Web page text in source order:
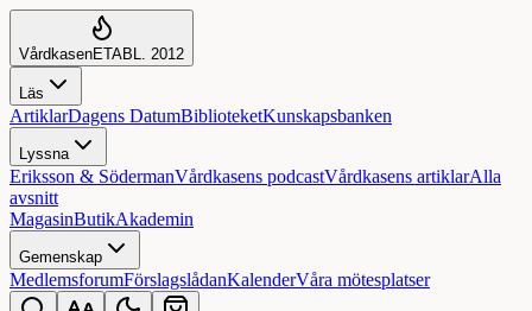
VårdkasenETABL. 2012
Läs
ArtiklarDagens DatumBiblioteketKunskapsbanken
Lyssna
Eriksson & SödermanVårdkasens podcastVårdkasens artiklarAlla
avsnitt
MagasinButikAkademin
Gemenskap
MedlemsforumFörslagslådanKalenderVåra mötesplatser